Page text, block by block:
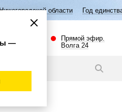
области Год единства народов
Прямой эфир.
Волга 24
—